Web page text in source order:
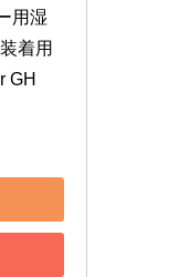
用湿
着用
GH